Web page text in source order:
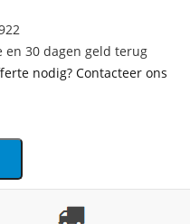
en 30 dagen geld terug
nodig? Contacteer ons